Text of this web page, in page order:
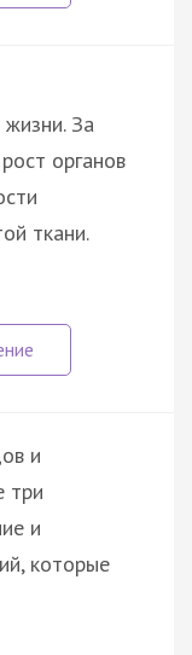
За
органов
ткани.
и
три
и
которые